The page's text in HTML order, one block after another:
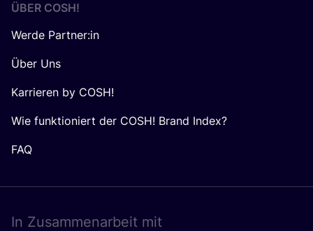
ÜBER COSH!
Werde Partner:in
Über Uns
Karrieren by COSH!
Wie funktioniert der COSH! Brand Index?
FAQ
In Zusam­men­ar­beit mit